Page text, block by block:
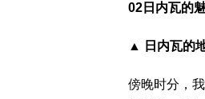
02日内瓦的
▲ 日内瓦的
傍晚时分，